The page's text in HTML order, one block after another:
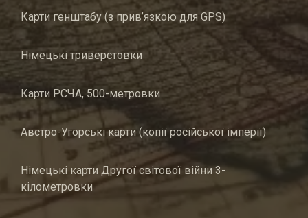
Карти генштабу (з прив’язкою для GPS)
Німецькі триверстовки
Карти РСЧА, 500-метровки
Австро-Угорські карти (копії російської імперії)
Німецькі карти Другої світової війни 3-
кілометровки